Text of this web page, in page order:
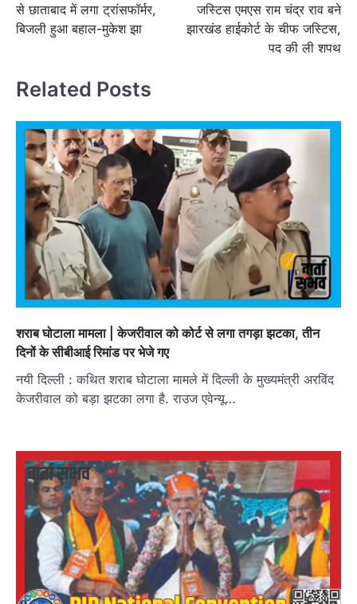
से छाताबाद में लगा ट्रांसफॉर्मर,
बिजली हुआ बहाल-मुकेश झा
जस्टिस एमएस राम चंद्र राव बने
झारखंड हाईकोर्ट के चीफ जस्टिस,
पद की ली शपथ
Related Posts
शराब घोटाला मामला | केजरीवाल को कोर्ट से लगा तगड़ा झटका, तीन
दिनों के सीबीआई रिमांड पर भेजे गए
नयी दिल्ली : कथ‍ित शराब घोटाला मामले में द‍िल्‍ली के मुख्‍यमंत्री अरव‍िंद
केजरीवाल को बड़ा झटका लगा है. राउज एवेन्‍यू…